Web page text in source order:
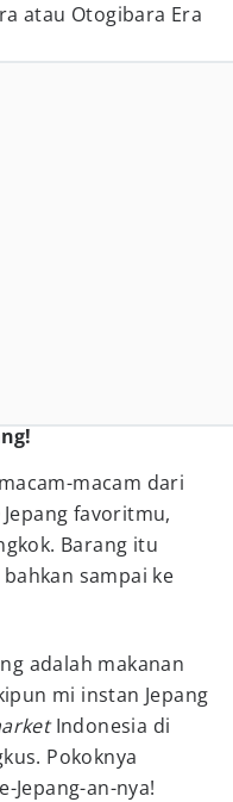
atau Otogibara Era
macam dari
Jepang favoritmu,
Barang itu
sampai ke
adalah makanan
mi instan Jepang
Indonesia di
Pokoknya
Jepang-an-nya!